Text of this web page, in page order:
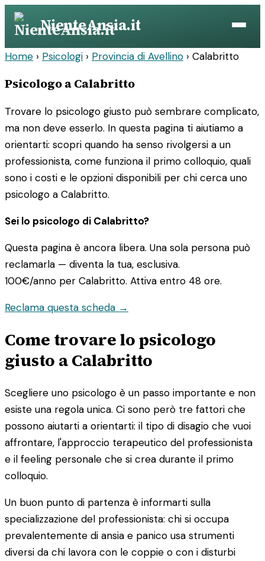
Vai
contenuto
NienteAnsia.it
Home › Psicologi › Provincia di Avellino › Calabritto
Psicologo a Calabritto
Trovare lo psicologo giusto può sembrare complicato,
ma non deve esserlo. In questa pagina ti aiutiamo a
orientarti: scopri quando ha senso rivolgersi a un
professionista, come funziona il primo colloquio, quali
sono i costi e le opzioni disponibili per chi cerca uno
psicologo a Calabritto.
Sei lo psicologo di Calabritto?
Questa pagina è ancora libera. Una sola persona può
reclamarla — diventa la tua, esclusiva.
100€/anno per Calabritto. Attiva entro 48 ore.
Reclama questa scheda →
Come trovare lo psicologo
giusto a Calabritto
Scegliere uno psicologo è un passo importante e non
esiste una regola unica. Ci sono però tre fattori che
possono aiutarti a orientarti: il tipo di disagio che vuoi
affrontare, l'approccio terapeutico del professionista
e il feeling personale che si crea durante il primo
colloquio.
Un buon punto di partenza è informarti sulla
specializzazione del professionista: chi si occupa
prevalentemente di ansia e panico usa strumenti
diversi da chi lavora con le coppie o con i disturbi